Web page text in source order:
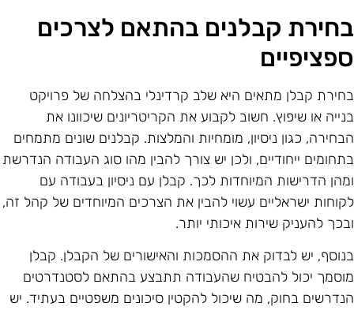
קבלנים בהתאם לצרכים
קבלן מתאים היא שלב קרדינלי בהצלחה של פרויקט
או שיפוץ. חשוב לקבוע את הקריטריונים שיכוונו את
כגון ניסיון, מומחיות והמלצות. קבלנים שונים מתמחים
ייחודיים, ולכן יש צורך להבין מהו סוג העבודה הנדרשת
הדרישות המיוחדות לכך. קבלן עם ניסיון בעבודה עם
ישראליים עשוי להבין את הצרכים המיוחדים של קהל זה,
להעניק שירות איכותי יותר.
יש לבדוק את ההסמכות והאישורים של הקבלן. קבלן
יכול להבטיח שהעבודה תתבצע בהתאם לסטנדרטים
בחוק, מה שיכול להקטין סיכונים משפטיים בעתיד. יש